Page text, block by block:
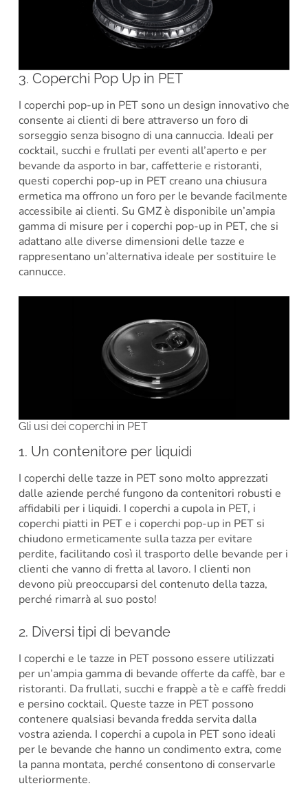
3. Coperchi Pop Up in PET
I coperchi pop-up in PET sono un design innovativo che
consente ai clienti di bere attraverso un foro di
sorseggio senza bisogno di una cannuccia. Ideali per
cocktail, succhi e frullati per eventi all’aperto e per
bevande da asporto in bar, caffetterie e ristoranti,
questi coperchi pop-up in PET creano una chiusura
ermetica ma offrono un foro per le bevande facilmente
accessibile ai clienti. Su GMZ è disponibile un’ampia
gamma di misure per i coperchi pop-up in PET, che si
adattano alle diverse dimensioni delle tazze e
rappresentano un’alternativa ideale per sostituire le
cannucce.
Gli usi dei coperchi in PET
1. Un contenitore per liquidi
I coperchi delle tazze in PET sono molto apprezzati
dalle aziende perché fungono da contenitori robusti e
affidabili per i liquidi. I coperchi a cupola in PET, i
coperchi piatti in PET e i coperchi pop-up in PET si
chiudono ermeticamente sulla tazza per evitare
perdite, facilitando così il trasporto delle bevande per i
clienti che vanno di fretta al lavoro. I clienti non
devono più preoccuparsi del contenuto della tazza,
perché rimarrà al suo posto!
2. Diversi tipi di bevande
I coperchi e le tazze in PET possono essere utilizzati
per un’ampia gamma di bevande offerte da caffè, bar e
ristoranti. Da frullati, succhi e frappè a tè e caffè freddi
e persino cocktail. Queste tazze in PET possono
contenere qualsiasi bevanda fredda servita dalla
vostra azienda. I coperchi a cupola in PET sono ideali
per le bevande che hanno un condimento extra, come
la panna montata, perché consentono di conservarle
ulteriormente.